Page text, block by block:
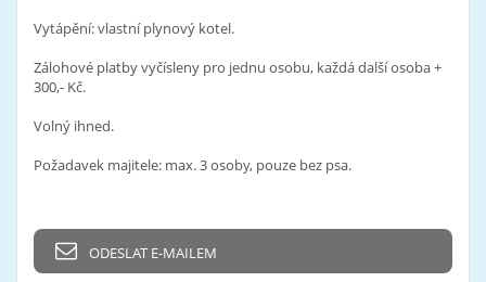
Vytápění: vlastní plynový kotel.
Zálohové platby vyčísleny pro jednu osobu, každá další osoba +
300,- Kč.
Volný ihned.
Požadavek majitele: max. 3 osoby, pouze bez psa.
ODESLAT E-MAILEM